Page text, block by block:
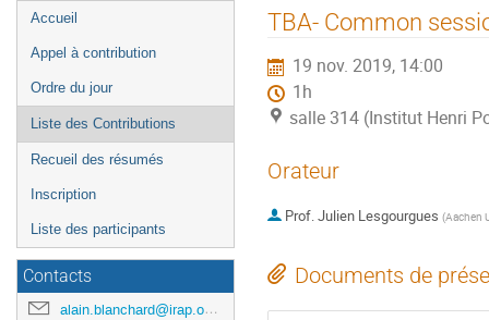
Menu
de
Accueil
Appel à contribution
Ordre du jour
Liste des Contributions
Recueil des résumés
Inscription
Liste des participants
Contacts
alain.blanchard@irap.omp.eu
TBA- Common
19 nov. 2019, 14:00
1h
salle 314 (Institut Henri
Orateur
Prof.Julien Lesgourgues (Aachen
Documents de